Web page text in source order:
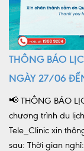
THÔNG BÁO
NGÀY 27/06
📢 THÔNG BÁO
chương trình du
Tele_Clinic xin
sau: Thời gian